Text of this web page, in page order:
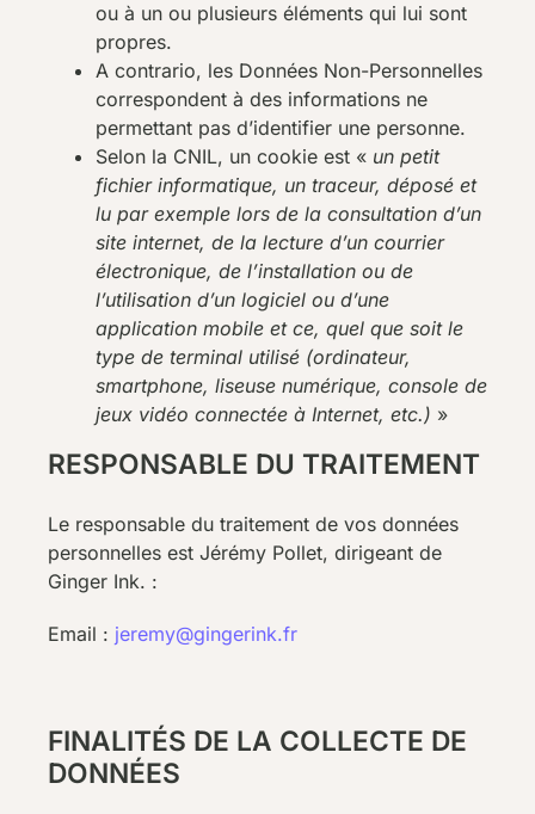
ou à un ou plusieurs éléments qui lui sont
propres.
A contrario, les Données Non-Personnelles
correspondent à des informations ne
permettant pas d’identifier une personne.
Selon la CNIL, un cookie est « un petit
fichier informatique, un traceur, déposé et
lu par exemple lors de la consultation d’un
site internet, de la lecture d’un courrier
électronique, de l’installation ou de
l’utilisation d’un logiciel ou d’une
application mobile et ce, quel que soit le
type de terminal utilisé (ordinateur,
smartphone, liseuse numérique, console de
jeux vidéo connectée à Internet, etc.) »
RESPONSABLE DU TRAITEMENT
Le responsable du traitement de vos données
personnelles est Jérémy Pollet, dirigeant de
Ginger Ink. :
Email : jeremy@gingerink.fr
FINALITÉS DE LA COLLECTE DE
DONNÉES